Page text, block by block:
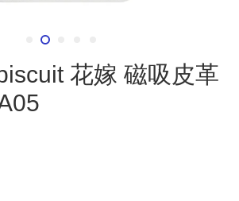
花嫁 磁吸皮革